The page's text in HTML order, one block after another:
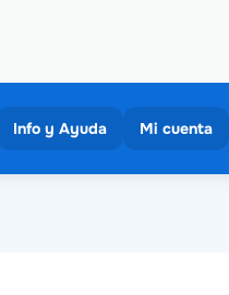
Info y Ayuda Mi cuenta